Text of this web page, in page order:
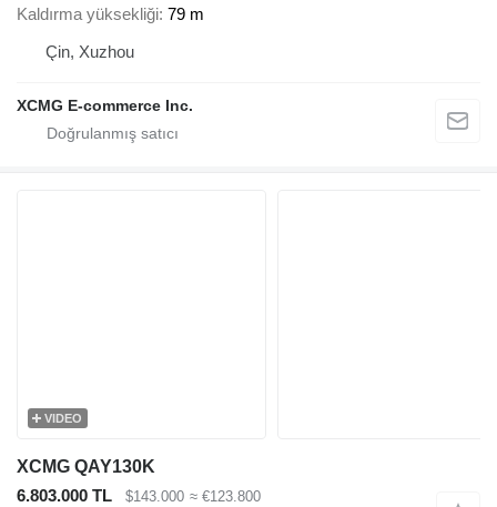
Kaldırma yüksekliği 79 m
Çin, Xuzhou
XCMG E-commerce Inc.
VIDEO
XCMG QAY130K
6.803.000 TL
$143.000 ≈ €123.800